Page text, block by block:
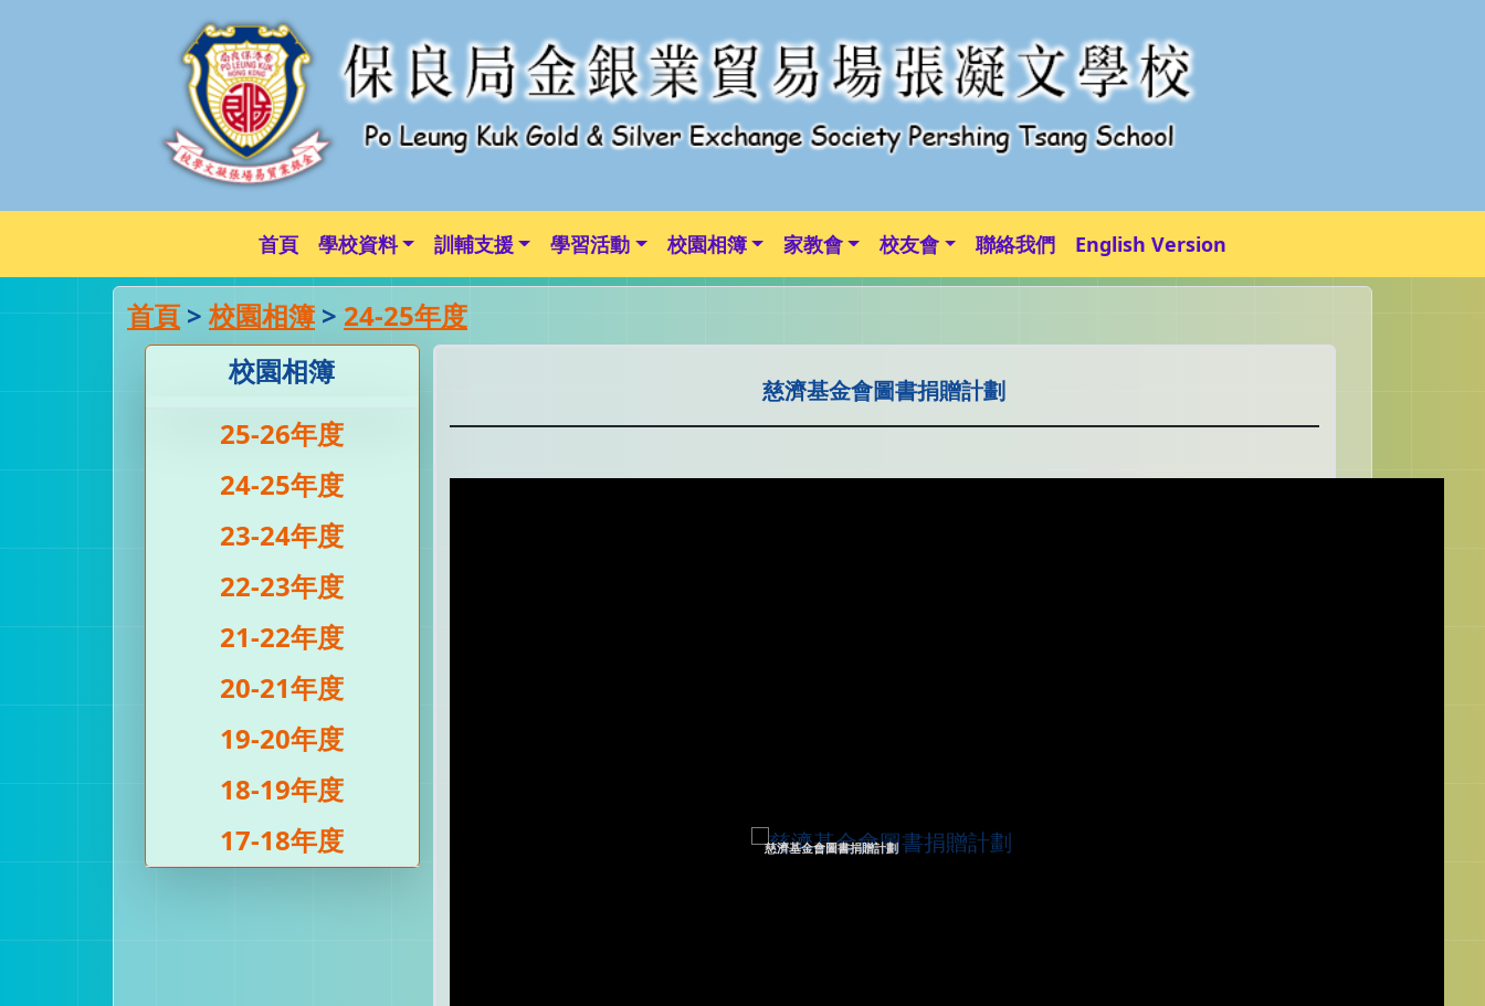
首頁 學校資料 訓輔支援 學習活動 校園相簿 家教會 校友會 聯絡我們 English Version
首頁 >校園相簿 > 24-25年度
校園相簿
25-26年度
24-25年度
23-24年度
22-23年度
21-22年度
20-21年度
19-20年度
18-19年度
17-18年度
慈濟基金會圖書捐贈計劃
慈濟基金會圖書捐贈計劃